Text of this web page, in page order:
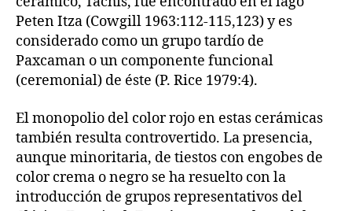
Peten Itza (Cowgill 1963:112-115,123) y es
considerado como un grupo tardío de
Paxcaman o un componente funcional
(ceremonial) de éste (P. Rice 1979:4).
El monopolio del color rojo en estas cerámicas
también resulta controvertido. La presencia,
aunque minoritaria, de tiestos con engobes de
color crema o negro se ha resuelto con la
introducción de grupos representativos del